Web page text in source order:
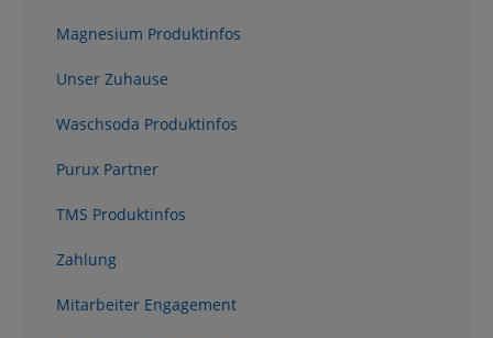
Magnesium Produktinfos
Unser Zuhause
Waschsoda Produktinfos
Purux Partner
TMS Produktinfos
Zahlung
Mitarbeiter Engagement